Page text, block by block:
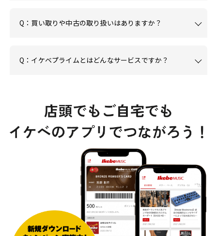
Q：買い取りや中古の取り扱いはありますか？
Q：イケベプライムとはどんなサービスですか？